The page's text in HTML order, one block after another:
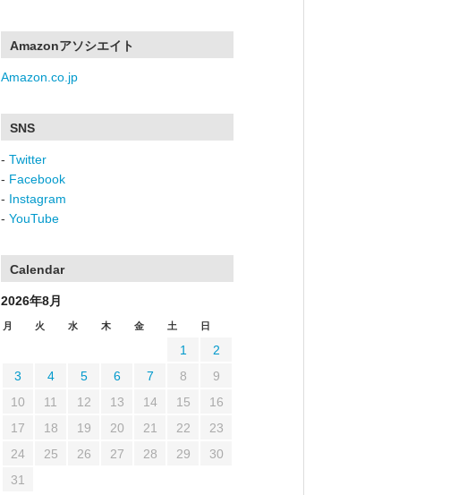
Amazonアソシエイト
Amazon.co.jp
SNS
- Twitter
- Facebook
- Instagram
- YouTube
Calendar
2026年8月
月 火 水 木 金 土 日
1
2
3
4 5 6 7 8
9
10
11 12 13 14 15
16
17
18 19 20 21 22
23
24
25 26 27 28 29
30
31